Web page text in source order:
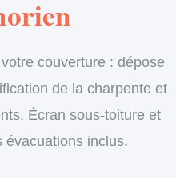
couverture : dépose
de la charpente et
Écran sous-toiture et
évacuations inclus.